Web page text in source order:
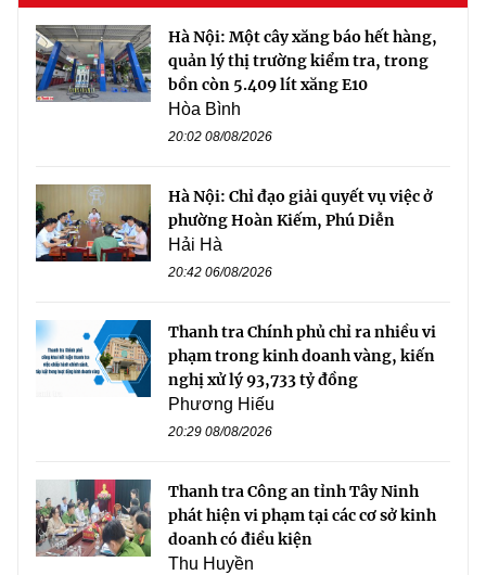
Hà Nội: Một cây xăng báo hết hàng,
quản lý thị trường kiểm tra, trong
bồn còn 5.409 lít xăng E10
Hòa Bình
20:02 08/08/2026
Hà Nội: Chỉ đạo giải quyết vụ việc ở
phường Hoàn Kiếm, Phú Diễn
Hải Hà
20:42 06/08/2026
Thanh tra Chính phủ chỉ ra nhiều vi
phạm trong kinh doanh vàng, kiến
nghị xử lý 93,733 tỷ đồng
Phương Hiếu
20:29 08/08/2026
Thanh tra Công an tỉnh Tây Ninh
phát hiện vi phạm tại các cơ sở kinh
doanh có điều kiện
Thu Huyền